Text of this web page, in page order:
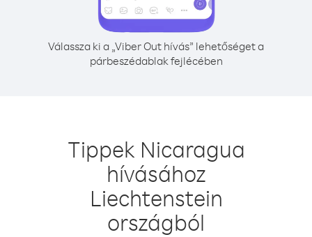
Válassza ki a „Viber Out hívás” lehetőséget a
párbeszédablak fejlécében
Tippek Nicaragua
hívásához
Liechtenstein
országból